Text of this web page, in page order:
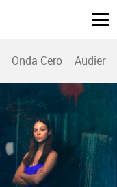
Onda Cero